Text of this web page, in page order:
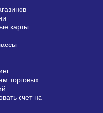
карты
торговых
счет на